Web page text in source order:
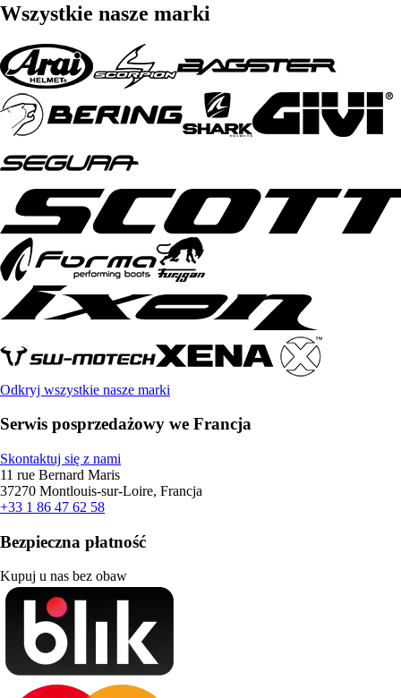
Wszystkie nasze marki
Odkryj wszystkie nasze marki
Serwis posprzedażowy we Francja
Skontaktuj się z nami
11 rue Bernard Maris
37270 Montlouis-sur-Loire, Francja
+33 1 86 47 62 58
Bezpieczna płatność
Kupuj u nas bez obaw